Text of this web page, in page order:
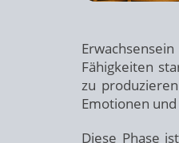
Fähigkeiten
zu
Emotionen
Diese Phase